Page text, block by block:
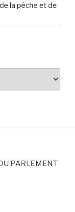
la pêche et de
PARLEMENT